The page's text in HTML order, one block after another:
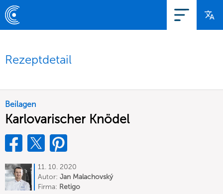
Rezeptdetail
Beilagen
Karlovarischer Knödel
11. 10. 2020
Autor: Jan Malachovský
Firma: Retigo